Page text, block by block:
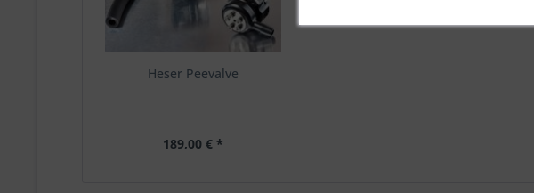
Heser Peevalve
189,00 € *